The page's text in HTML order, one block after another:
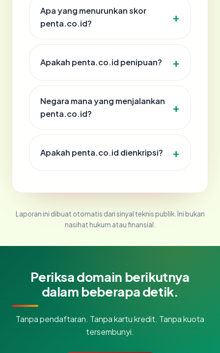
Apa yang menurunkan skor
penta.co.id?
Apakah penta.co.id penipuan?
Negara mana yang menjalankan
penta.co.id?
Apakah penta.co.id dienkripsi?
Laporan ini dibuat otomatis dari sinyal teknis publik. Ini bukan
nasihat hukum atau finansial.
Periksa domain berikutnya
dalam beberapa detik.
Tanpa pendaftaran. Tanpa kartu kredit. Tanpa kuota
tersembunyi.